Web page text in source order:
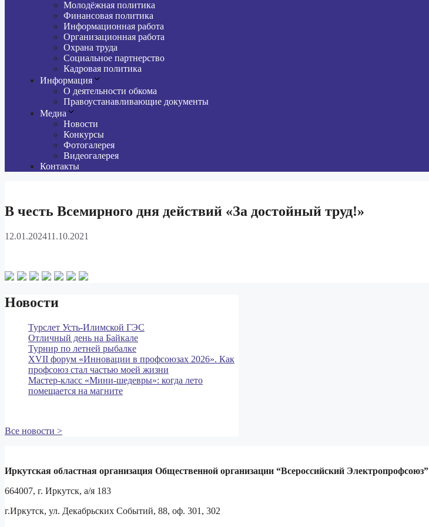
Молодёжная политика
Финансовая политика
Информационная работа
Организационная работа
Охрана труда
Социальное партнерство
Кадровая политика
Информация
О деятельности обкома
Правоустанавливающие документы
Медиа
Новости
Конкурсы
Фотогалерея
Видеогалерея
Контакты
В честь Всемирного дня действий «За достойный труд!»
12.01.202411.10.2021
Новости
Турслет Усть-Илимской ГЭС
Отличный день на Байкале
Турнир по летней рыбалке
XVII форум «Инновации в профсоюзах 2026». Как
профсоюз стал частью моей жизни
Мастер‑класс «Мини‑шедевры»: когда лето
помещается на магните
Все новости >
Иркутская областная организация Общественной организации “Всероссийский Электропрофсоюз”
664007, г. Иркутск, а/я 183
г.Иркутск, ул. Декабрьских Событий, 88, оф. 301, 302